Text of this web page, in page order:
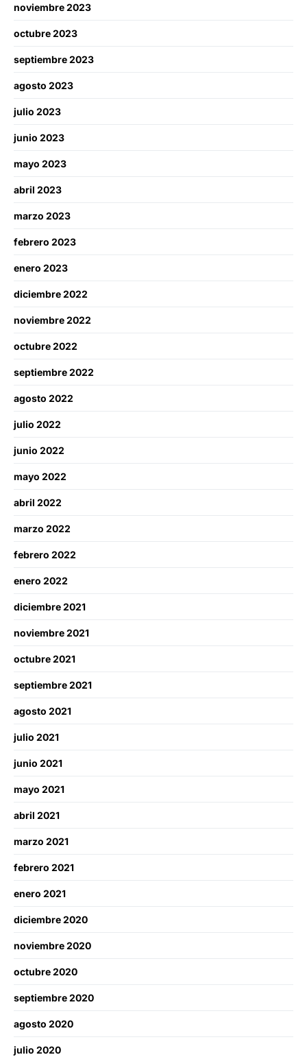
noviembre 2023
octubre 2023
septiembre 2023
agosto 2023
julio 2023
junio 2023
mayo 2023
abril 2023
marzo 2023
febrero 2023
enero 2023
diciembre 2022
noviembre 2022
octubre 2022
septiembre 2022
agosto 2022
julio 2022
junio 2022
mayo 2022
abril 2022
marzo 2022
febrero 2022
enero 2022
diciembre 2021
noviembre 2021
octubre 2021
septiembre 2021
agosto 2021
julio 2021
junio 2021
mayo 2021
abril 2021
marzo 2021
febrero 2021
enero 2021
diciembre 2020
noviembre 2020
octubre 2020
septiembre 2020
agosto 2020
julio 2020